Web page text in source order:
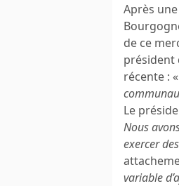
Après
de ce
président
récente : «
Le
Nous
exercer
variable